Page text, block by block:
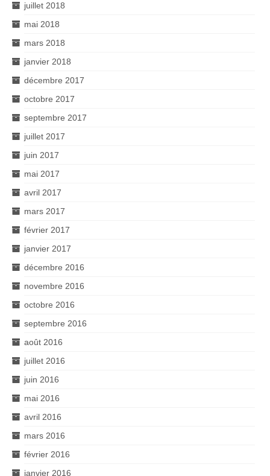
juillet 2018
mai 2018
mars 2018
janvier 2018
décembre 2017
octobre 2017
septembre 2017
juillet 2017
juin 2017
mai 2017
avril 2017
mars 2017
février 2017
janvier 2017
décembre 2016
novembre 2016
octobre 2016
septembre 2016
août 2016
juillet 2016
juin 2016
mai 2016
avril 2016
mars 2016
février 2016
janvier 2016